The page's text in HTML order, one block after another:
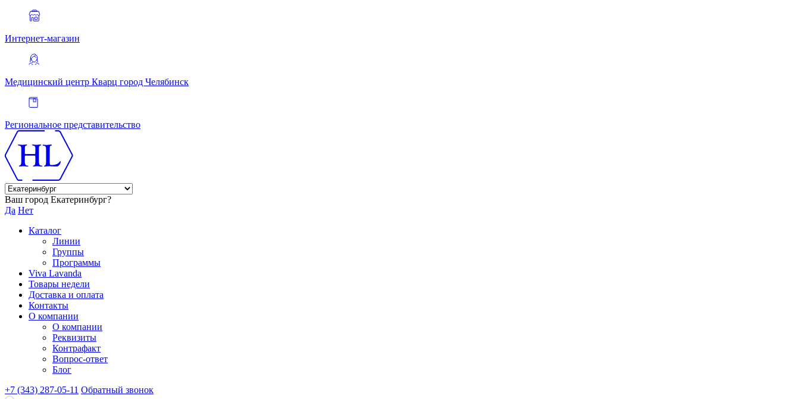
Интернет-магазин
Медицинский центр Кварц город Челябинск
Региональное представительство
Ваш город Екатеринбург?
Да Нет
Каталог
Линии
Группы
Программы
Viva Lavanda
Товары недели
Доставка и оплата
Контакты
О компании
О компании
Реквизиты
Контрафакт
Вопрос-ответ
Блог
+7 (343) 287-05-11 Обратный звонок